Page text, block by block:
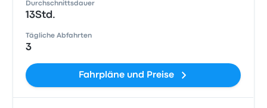
Durchschnittsdauer
13Std.
Tägliche Abfahrten
3
Fahrpläne und Preise